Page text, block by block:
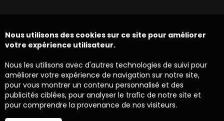
Nous utilisons des cookies sur ce site pour améliorer
votre expérience utilisateur.
Nous les utilisons avec d'autres technologies de suivi pour
améliorer votre expérience de navigation sur notre site,
pour vous montrer un contenu personnalisé et des
publicités ciblées, pour analyser le trafic de notre site et
pour comprendre la provenance de nos visiteurs.